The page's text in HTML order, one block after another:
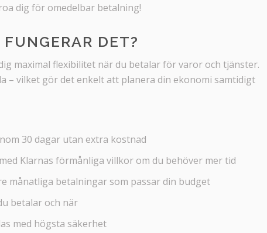
dig för omedelbar betalning!
DET?
maximal flexibilitet när du betalar för varor och tjänster.
– vilket gör det enkelt att planera din ekonomi samtidigt
30 dagar utan extra kostnad
Klarnas förmånliga villkor om du behöver mer tid
månatliga betalningar som passar din budget
betalar och när
med högsta säkerhet